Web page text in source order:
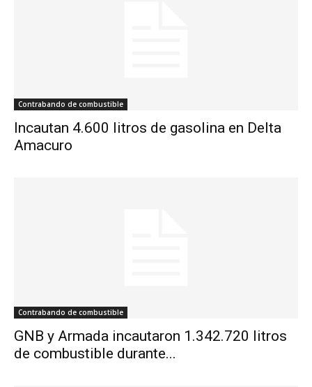
Contrabando de combustible
Incautan 4.600 litros de gasolina en Delta
Amacuro
Contrabando de combustible
GNB y Armada incautaron 1.342.720 litros
de combustible durante...